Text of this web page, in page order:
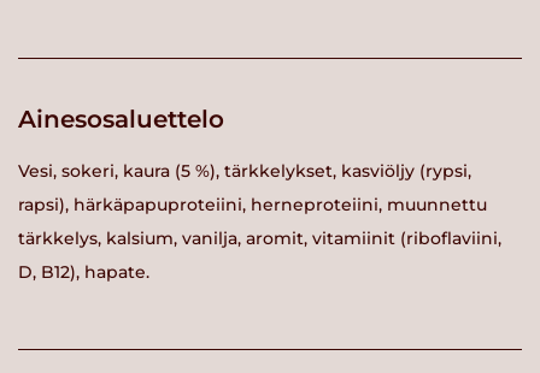
Ainesosaluettelo
Vesi, sokeri, kaura (5 %), tärkkelykset, kasviöljy (rypsi,
rapsi), härkäpapuproteiini, herneproteiini, muunnettu
tärkkelys, kalsium, vanilja, aromit, vitamiinit (riboflaviini,
D, B12), hapate.